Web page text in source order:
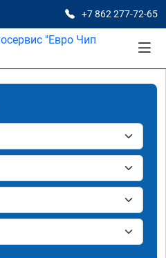
+7 862 277-72-65